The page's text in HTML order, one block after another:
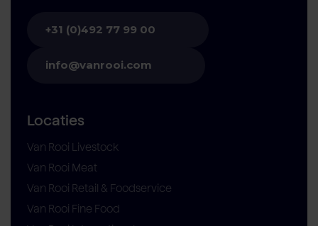
+31 (0)492 77 99 00
info@vanrooi.com
Locaties
Van Rooi Livestock
Van Rooi Meat
Van Rooi Retail & Foodservice
Van Rooi Fine Food